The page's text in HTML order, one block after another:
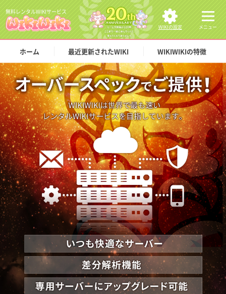
無料レンタルWIKIサービス
WIKIの設定 メニュー
ホーム 最近更新されたWIKI WIKIWIKIの特徴